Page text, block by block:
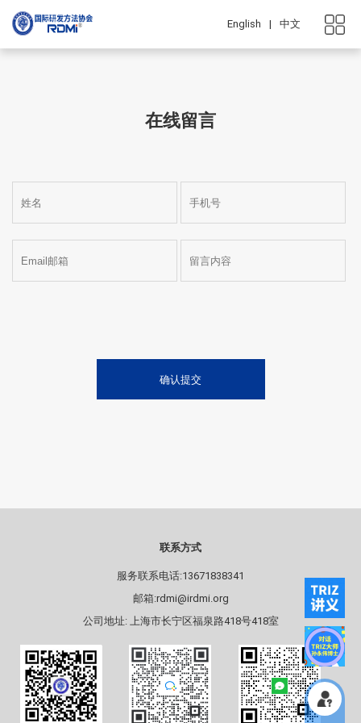
English | 中文
在线留言
确认提交
联系方式
服务联系电话:13671838341
邮箱:rdmi@irdmi.org
公司地址: 上海市长宁区福泉路418号418室